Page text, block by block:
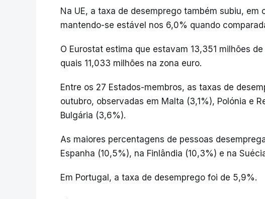
Na UE, a taxa de desemprego também subiu,
mantendo-se estável nos 6,0% quando
O Eurostat estima que estavam 13,351 milhões
quais 11,033 milhões na zona euro.
Entre os 27 Estados-membros, as taxas de
outubro, observadas em Malta (3,1%), Polónia e
Bulgária (3,6%).
As maiores percentagens de pessoas
Espanha (10,5%), na Finlândia (10,3%) e na
Em Portugal, a taxa de desemprego foi de 5,9%.